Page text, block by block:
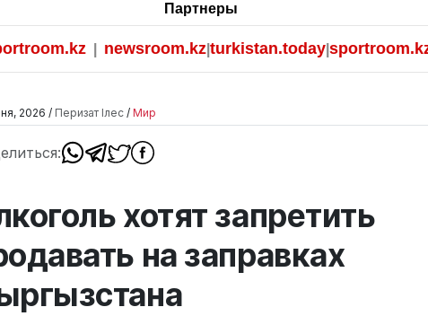
Партнеры
|newsroom.kz|turkistan.today|sportroom.kz
2026 / Перизат Ілес / Мир
хотят запретить
на заправках